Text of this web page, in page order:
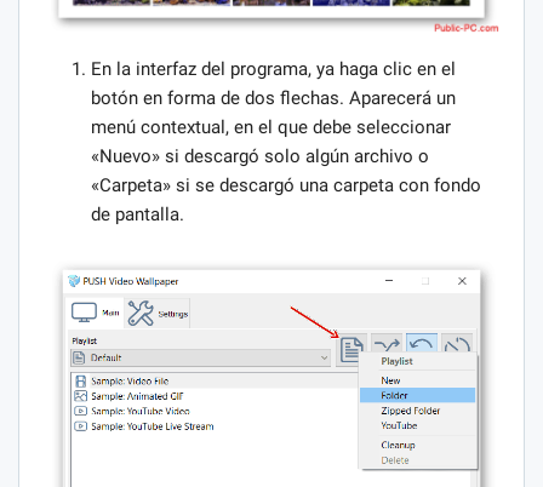
En la interfaz del programa, ya haga clic en el
botón en forma de dos flechas. Aparecerá un
menú contextual, en el que debe seleccionar
«Nuevo» si descargó solo algún archivo o
«Carpeta» si se descargó una carpeta con fondo
de pantalla.